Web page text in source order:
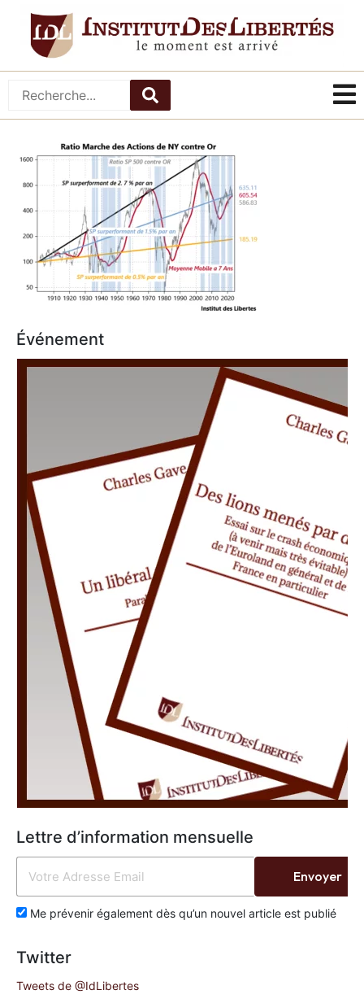
Événement
Lettre d’information mensuelle
Me prévenir également dès qu’un nouvel article est publié
Envoyer
Twitter
Tweets de @IdLibertes